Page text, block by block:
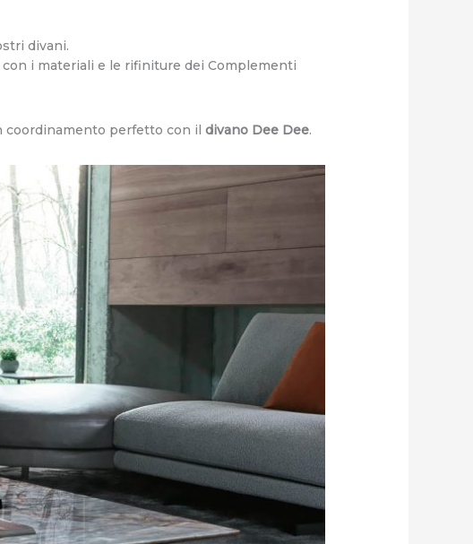
divani.
i materiali e le rifiniture dei Complementi
coordinamento perfetto con ildivano Dee Dee.